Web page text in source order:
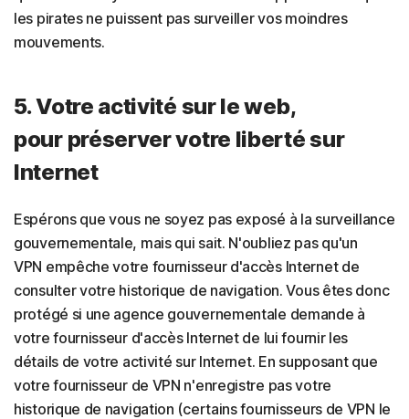
les pirates ne puissent pas surveiller vos moindres
mouvements.
5. Votre activité sur le web,
pour préserver votre liberté sur
Internet
Espérons que vous ne soyez pas exposé à la surveillance
gouvernementale, mais qui sait. N'oubliez pas qu'un
VPN empêche votre fournisseur d'accès Internet de
consulter votre historique de navigation. Vous êtes donc
protégé si une agence gouvernementale demande à
votre fournisseur d'accès Internet de lui fournir les
détails de votre activité sur Internet. En supposant que
votre fournisseur de VPN n'enregistre pas votre
historique de navigation (certains fournisseurs de VPN le